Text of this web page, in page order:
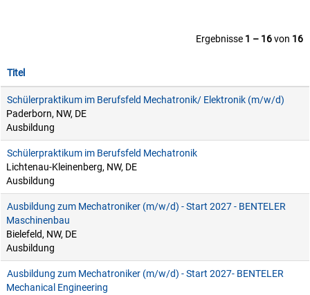
Ergebnisse 1 – 16von 16
Titel
Schülerpraktikum im Berufsfeld Mechatronik/ Elektronik (m/w/d)
Paderborn, NW, DE
Ausbildung
Schülerpraktikum im Berufsfeld Mechatronik
Lichtenau-Kleinenberg, NW, DE
Ausbildung
Ausbildung zum Mechatroniker (m/w/d) - Start 2027 - BENTELER
Maschinenbau
Bielefeld, NW, DE
Ausbildung
Ausbildung zum Mechatroniker (m/w/d) - Start 2027- BENTELER
Mechanical Engineering